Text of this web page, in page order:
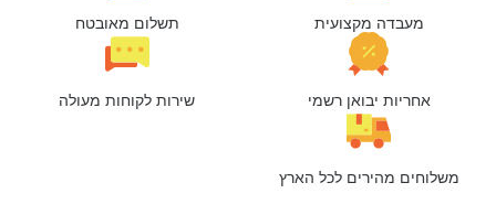
מעבדה מקצועית תשלום מאובטח
אחריות יבואן רשמי שירות לקוחות מעולה
מהירים לכל הארץ